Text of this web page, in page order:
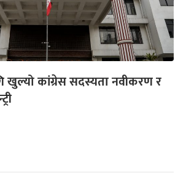
खुल्यो कांग्रेस सदस्यता नवीकरण र